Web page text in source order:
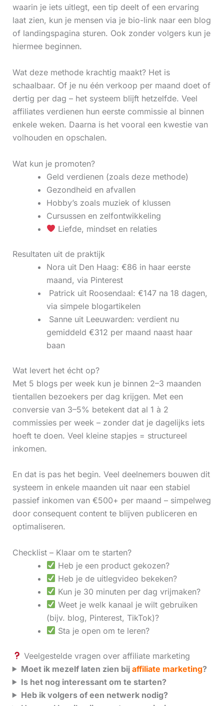
waarin je iets uitlegt, een tip deelt of een ervaring
laat zien, kun je mensen via je bio-link naar een blog
of landingspagina sturen. Ook zonder volgers kun je
hiermee beginnen.
Wat deze methode krachtig maakt? Het is
schaalbaar. Of je nu één verkoop per maand doet of
dertig per dag – het systeem blijft hetzelfde. Veel
affiliates verdienen hun eerste commissie al binnen
enkele weken. Daarna is het vooral een kwestie van
volhouden en opschalen.
Wat kun je promoten?
Geld verdienen (zoals deze methode)
Gezondheid en afvallen
Hobby’s zoals muziek of klussen
Cursussen en zelfontwikkeling
Liefde, mindset en relaties
Resultaten uit de praktijk
Nora uit Den Haag: €86 in haar eerste
maand, via Pinterest
‍ Patrick uit Roosendaal: €147 na 18 dagen,
via simpele blogartikelen
‍ Sanne uit Leeuwarden: verdient nu
gemiddeld €312 per maand naast haar
baan
Wat levert het écht op?
Met 5 blogs per week kun je binnen 2–3 maanden
tientallen bezoekers per dag krijgen. Met een
conversie van 3–5% betekent dat al 1 à 2
commissies per week – zonder dat je dagelijks iets
hoeft te doen. Veel kleine stapjes = structureel
inkomen.
En dat is pas het begin. Veel deelnemers bouwen dit
systeem in enkele maanden uit naar een stabiel
passief inkomen van €500+ per maand – simpelweg
door consequent content te blijven publiceren en
optimaliseren.
Checklist – Klaar om te starten?
Heb je een product gekozen?
Heb je de uitlegvideo bekeken?
Kun je 30 minuten per dag vrijmaken?
Weet je welk kanaal je wilt gebruiken
(bijv. blog, Pinterest, TikTok)?
Sta je open om te leren?
Veelgestelde vragen over affiliate marketing
Moet ik mezelf laten zien bij affiliate marketing?
Is het nog interessant om te starten?
Heb ik volgers of een netwerk nodig?